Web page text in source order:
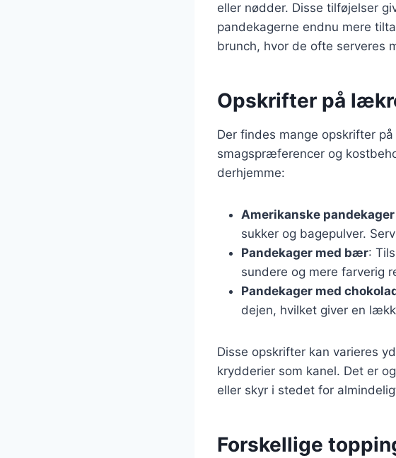
eller nødder. Disse tilføjelser
pandekagerne endnu mere
brunch, hvor de ofte serveres
Opskrifter på
Der findes mange opskrifter
smagspræferencer og
derhjemme:
Amerikanske
sukker og bagepulver.
Pandekager med bær:
sundere og mere farverig
Pandekager med
dejen, hvilket giver en
Disse opskrifter kan varieres
krydderier som kanel. Det er
eller skyr i stedet for
Forskellige